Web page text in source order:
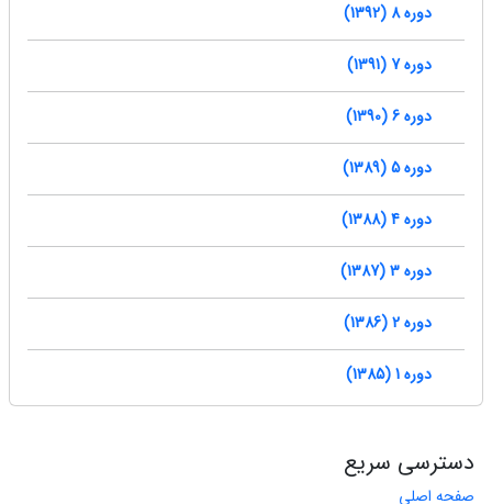
دوره 8 (1392)
دوره 7 (1391)
دوره 6 (1390)
دوره 5 (1389)
دوره 4 (1388)
دوره 3 (1387)
دوره 2 (1386)
دوره 1 (1385)
دسترسی سریع
صفحه اصلی